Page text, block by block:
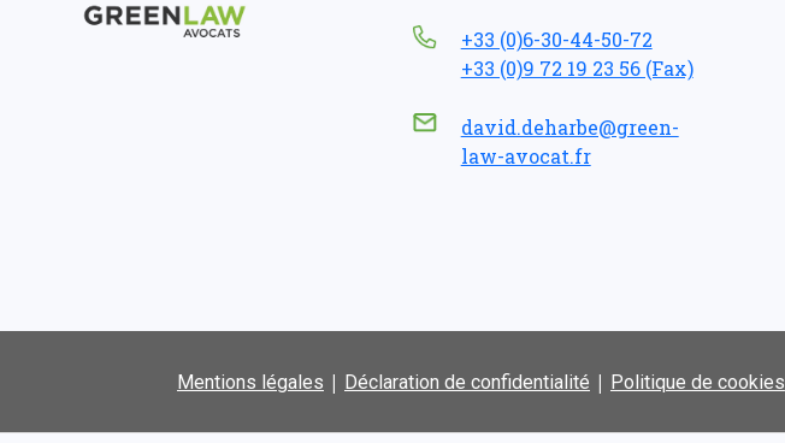
+33 (0)6-30-44-50-72
+33 (0)9 72 19 23 56 (Fax)
david.deharbe@green-
law-avocat.fr
Mentions légales | Déclaration de confidentialité | Politique de cookies